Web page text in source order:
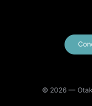
© 2026 —